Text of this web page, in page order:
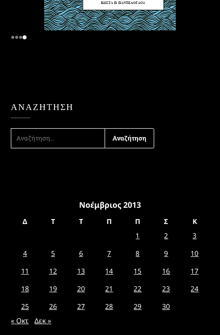
ΑΝΑΖΉΤΗΣΗ
ΑΝΑΖΉΤΗΣΗ
ΓΙΑ:
Νοέμβριος 2013
Δ Τ Τ Π Π Σ
Κ
1
2
3
4
5 6 7 8 9
10
11
12 13 14 15 16
17
18
19 20 21 22 23
24
25
26 27 28 29
30
« Οκτ
Δεκ »